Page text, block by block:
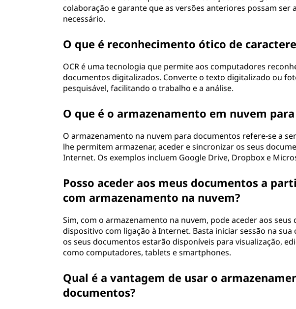
colaboração e garante que as versões anteriores possam ser
necessário.
O que é reconhecimento ótico de
OCR é uma tecnologia que permite aos computadores
documentos digitalizados. Converte o texto digitalizado ou
pesquisável, facilitando o trabalho e a análise.
O que é o armazenamento em nuvem
O armazenamento na nuvem para documentos refere-se a
lhe permitem armazenar, aceder e sincronizar os seus
Internet. Os exemplos incluem Google Drive, Dropbox e
Posso aceder aos meus documentos a
com armazenamento na nuvem?
Sim, com o armazenamento na nuvem, pode aceder aos
dispositivo com ligação à Internet. Basta iniciar sessão na
os seus documentos estarão disponíveis para visualização,
como computadores, tablets e smartphones.
Qual é a vantagem de usar o
documentos?